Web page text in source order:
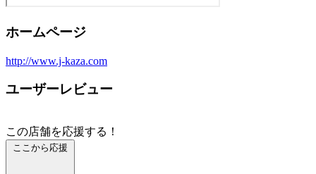
ホームページ
http://www.j-kaza.com
ユーザーレビュー
この店舗を応援する！
ここから応援